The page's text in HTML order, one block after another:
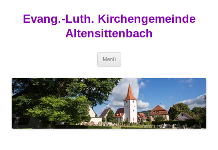
springen
Evang.-Luth. Kirchengemeinde
Altensittenbach
Menü